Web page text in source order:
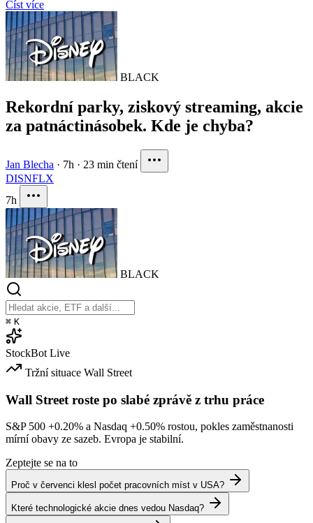
Číst více
BLACK
Rekordní parky, ziskový streaming, akcie
za patnáctinásobek. Kde je chyba?
Jan Blecha · 7h · 23 min čtení
DISNFLX
7h
BLACK
⌘ K
StockBot Live
Tržní situace Wall Street
Wall Street roste po slabé zprávě z trhu práce
S&P 500 +0.20% a Nasdaq +0.50% rostou, pokles zaměstnanosti
mírní obavy ze sazeb. Evropa je stabilní.
Zeptejte se na to
Proč v červenci klesl počet pracovních míst v USA?
Které technologické akcie dnes vedou Nasdaq?